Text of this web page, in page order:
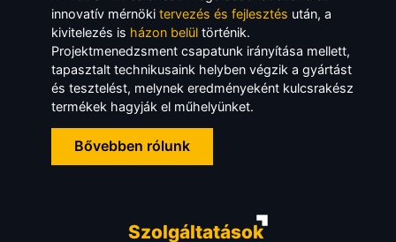
innovatív mérnöki tervezés és fejlesztés után, a
kivitelezés is házon belül történik.
Projektmenedzsment csapatunk irányítása mellett,
tapasztalt technikusaink helyben végzik a gyártást
és tesztelést, melynek eredményeként kulcsrakész
termékek hagyják el műhelyünket.
Bővebben rólunk
Szolgáltatások